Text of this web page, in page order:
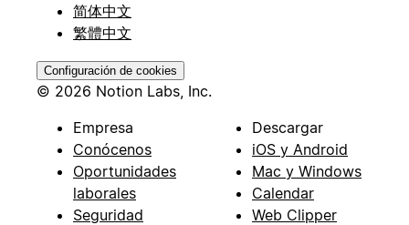
简体中文
繁體中文
Configuración de cookies
© 2026 Notion Labs, Inc.
Empresa
Conócenos
Oportunidades
laborales
Seguridad
Descargar
iOS y Android
Mac y Windows
Calendar
Web Clipper